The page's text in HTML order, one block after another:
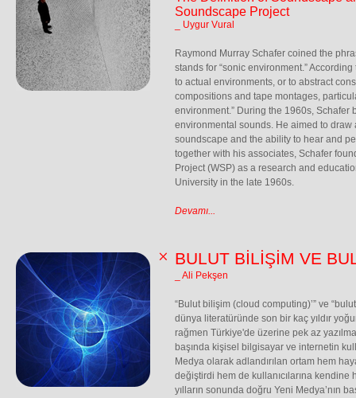
Soundscape Project
_ Uygur Vural
Raymond Murray Schafer coined the
stands for “sonic environment.”
to actual environments, or to abstract
compositions and tape montages,
environment.” During the 1960s, Schafer
environmental sounds. He aimed to draw
soundscape and the ability to hear and
together with his associates, Schafer
Project (WSP) as a research and
University in the late 1960s.
Devamı...
BULUT BİLİŞİM VE
_ Ali Pekşen
“Bulut bilişim (cloud computing)’” ve
dünya literatüründe son bir kaç yıldır
rağmen Türkiye'de üzerine pek az
başında kişisel bilgisayar ve internetin
Medya olarak adlandırılan ortam hem
değiştirdi hem de kullanıcılarına
yılların sonunda doğru Yeni Medya’nın